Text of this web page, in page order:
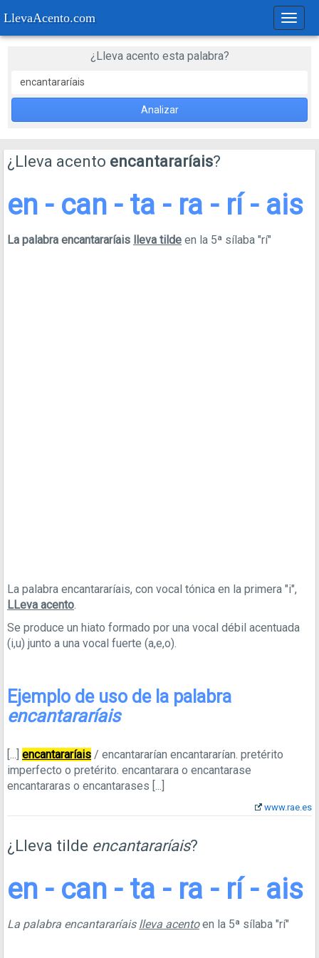
LlevaAcento.com
de
¿Lleva acento esta palabra?
Analizar
¿Lleva acento encantararíais?
en - can - ta - ra - rí - ais
La palabra encantararíais lleva tilde en la 5ª sílaba "rí"
La palabra encantararíais, con vocal tónica en la primera "i",
LLeva acento.
Se produce un hiato formado por una vocal débil acentuada
(i,u) junto a una vocal fuerte (a,e,o).
Ejemplo de uso de la palabra
encantararíais
[...] encantararíais / encantararían encantararían. pretérito
imperfecto o pretérito. encantarara o encantarase
encantararas o encantarases [...]
www.rae.es
¿Lleva tilde encantararíais?
en - can - ta - ra - rí - ais
La palabra encantararíais lleva acentoen la 5ª sílaba "rí"